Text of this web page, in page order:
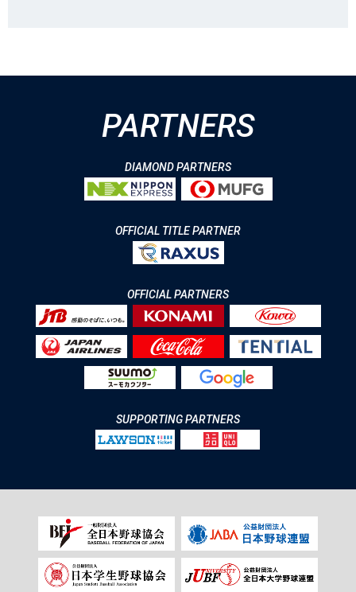
PARTNERS
DIAMOND PARTNERS
OFFICIAL TITLE PARTNER
OFFICIAL PARTNERS
SUPPORTING PARTNERS